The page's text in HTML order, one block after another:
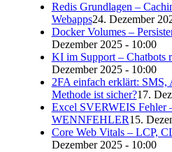
Redis Grundlagen –
Webapps24. Dezember
Docker Volumes –
Dezember 2025 - 10:00
KI im Support – Chatbots
Dezember 2025 - 10:00
2FA einfach erklärt: SMS,
Methode ist sicher?17.
Excel SVERWEIS Fehler
WENNFEHLER15.
Core Web Vitals – LCP,
Dezember 2025 - 10:00